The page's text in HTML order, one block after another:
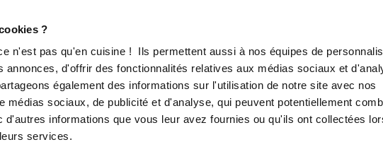
?
n'est pas qu'en cuisine ! Ils permettent aussi à nos équipes de
annonces, d'offrir des fonctionnalités relatives aux médias sociaux et
également des informations sur l'utilisation de notre site avec nos
médias sociaux, de publicité et d'analyse, qui peuvent potentiellement
d'autres informations que vous leur avez fournies ou qu'ils ont collectées
services.
Donut monstrueux
desserts boulangerie autres Halloween Petit déjeuner
Petits gourmands Automne